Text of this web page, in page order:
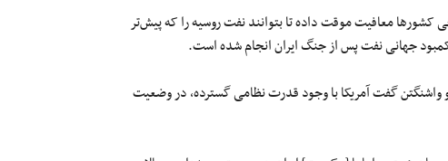
کشورها معافیت موقت داده تا بتوانند نفت روسیه را که پیش‌تر
کمبود جهانی نفت پس از جنگ ایران انجام شده است.
و واشنگتن گفت آمریکا با وجود قدرت نظامی گسترده، در وضعیت